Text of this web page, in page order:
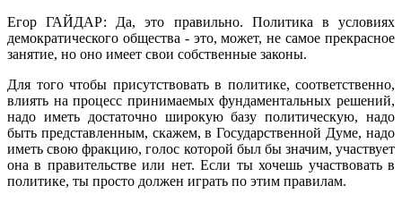
Егор ГАЙДАР: Да, это правильно. Политика в условиях
демократического общества - это, может, не самое прекрасное
занятие, но оно имеет свои собственные законы.
Для того чтобы присутствовать в политике, соответственно,
влиять на процесс принимаемых фундаментальных решений,
надо иметь достаточно широкую базу политическую, надо
быть представленным, скажем, в Государственной Думе, надо
иметь свою фракцию, голос которой был бы значим, участвует
она в правительстве или нет. Если ты хочешь участвовать в
политике, ты просто должен играть по этим правилам.